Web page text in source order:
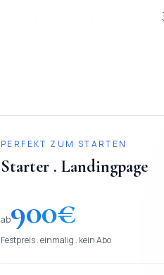
PERFEKT ZUM STARTEN
Starter . Landingpage
ab900€
Festpreis . einmalig . kein Abo